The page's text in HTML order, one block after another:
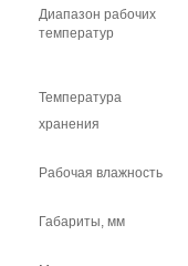
Диапазон рабочих
температур
Температура
хранения
Рабочая влажность
Габариты, мм